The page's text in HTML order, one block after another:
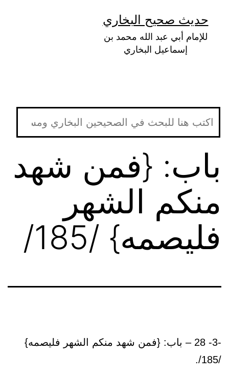
المحتوى
حديث صحيح البخاري
للإمام أبي عبد الله محمد بن
إسماعيل البخاري
باب: {فمن شهد
منكم الشهر
فليصمه} /185/
-3- 28 – باب: {فمن شهد منكم الشهر فليصمه}
/185/.